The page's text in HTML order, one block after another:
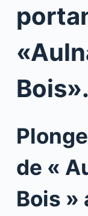
Bois».
de «
Bois »